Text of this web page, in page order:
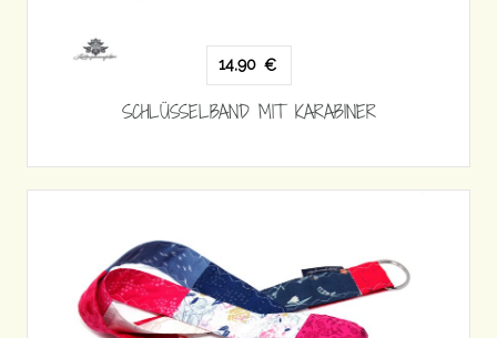
14,90 €
SCHLÜSSELBAND MIT KARABINER